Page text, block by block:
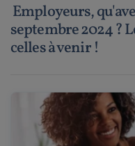
Employeurs,
septembre 2024 ?
celles à venir !